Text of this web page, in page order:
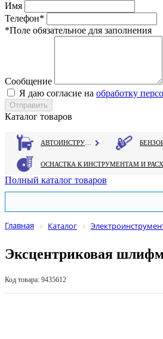
Имя
Телефон*
*Поле обязательное для заполнения
Сообщение
Я даю согласие на обработку
Каталог товаров
Полный каталог товаров
Главная Каталог
Эксцентриковая
Код товара: 9435612